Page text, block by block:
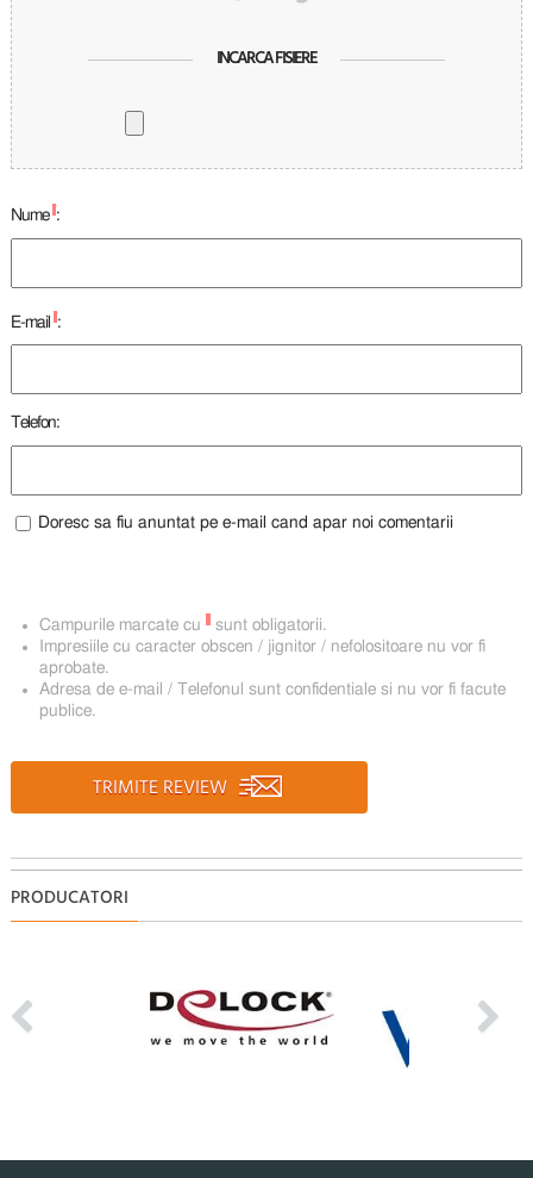
INCARCA FISIERE
Nume :
E-mail :
Telefon:
Doresc sa fiu anuntat pe e-mail cand apar noi comentarii
Campurile marcate cu
sunt obligatorii.
Impresiile cu caracter obscen / jignitor / nefolositoare nu vor fi
aprobate.
Adresa de e-mail / Telefonul sunt confidentiale si nu vor fi facute
publice.
TRIMITE REVIEW
PRODUCATORI